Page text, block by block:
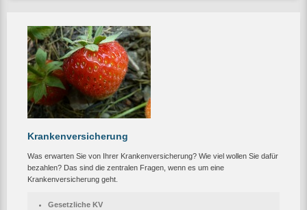
Krankenversicherung
Was erwarten Sie von Ihrer Krankenversicherung? Wie viel wollen Sie dafür
bezahlen? Das sind die zentralen Fragen, wenn es um eine
Krankenversicherung geht.
Gesetzliche KV